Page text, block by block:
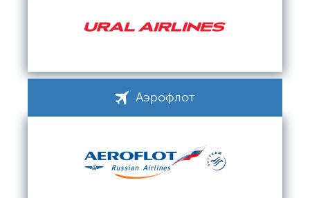
Аэрофлот